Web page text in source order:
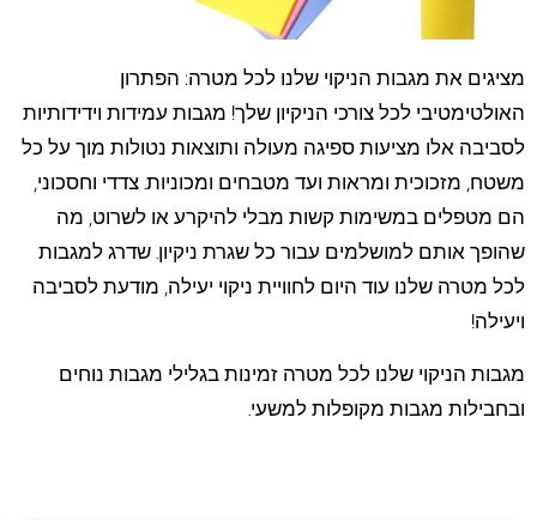
מציגים את מגבות הניקוי שלנו לכל מטרה: הפתרון
האולטימטיבי לכל צורכי הניקיון שלך! מגבות עמידות וידידותיות
לסביבה אלו מציעות ספיגה מעולה ותוצאות נטולות מוך על כל
משטח, מזכוכית ומראות ועד מטבחים ומכוניות. צדדי וחסכוני,
הם מטפלים במשימות קשות מבלי להיקרע או לשרוט, מה
שהופך אותם למושלמים עבור כל שגרת ניקיון. שדרג למגבות
לכל מטרה שלנו עוד היום לחוויית ניקוי יעילה, מודעת לסביבה
ויעילה!
מגבות הניקוי שלנו לכל מטרה זמינות בגלילי מגבות נוחים
ובחבילות מגבות מקופלות למשעי.